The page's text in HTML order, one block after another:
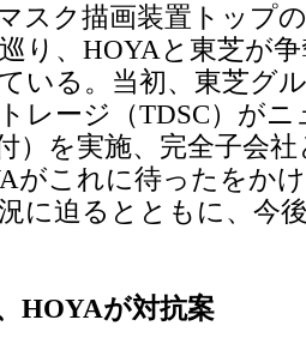
スク描画装置トップ
り、HOYAと東芝が
いる。当初、東芝グ
レージ（TDSC）が
）を実施、完全子会
がこれに待ったをか
に迫るとともに、今
HOYAが対抗案